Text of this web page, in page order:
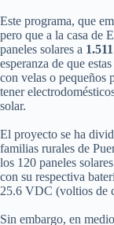
Este programa, que
pero que a la casa de
paneles solares a
esperanza de que
con velas o pequeños
tener
solar.
El proyecto se ha
familias rurales de
los 120 paneles
con su respectiva
25.6 VDC (voltios de
Sin embargo, en